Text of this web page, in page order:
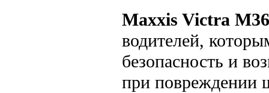
Maxxis Victra
водителей,
безопасность и
при повреждении